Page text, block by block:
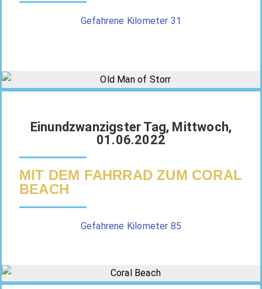
Gefahrene Kilometer 31
Einundzwanzigster Tag, Mittwoch,
01.06.2022
MIT DEM FAHRRAD ZUM CORAL
BEACH
Gefahrene Kilometer 85